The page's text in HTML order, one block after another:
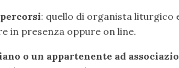
: quello di organista liturgico
in presenza oppure on line.
o un appartenente ad